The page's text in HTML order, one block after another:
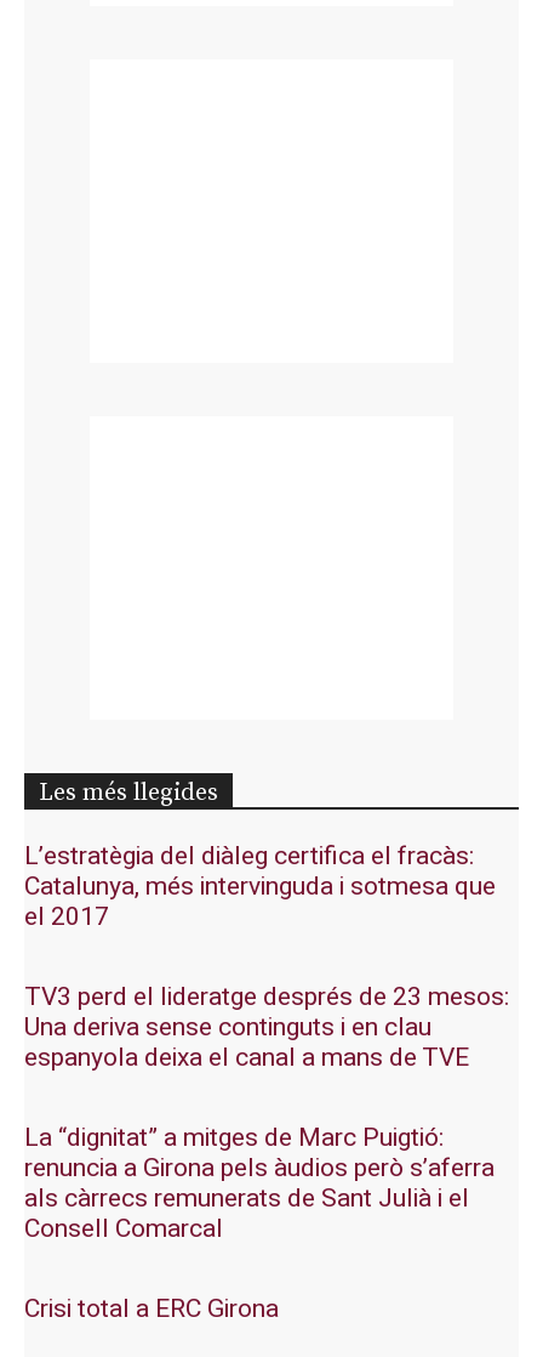
Les més llegides
L’estratègia del diàleg certifica el fracàs:
Catalunya, més intervinguda i sotmesa que
el 2017
TV3 perd el lideratge després de 23 mesos:
Una deriva sense continguts i en clau
espanyola deixa el canal a mans de TVE
La “dignitat” a mitges de Marc Puigtió:
renuncia a Girona pels àudios però s’aferra
als càrrecs remunerats de Sant Julià i el
Consell Comarcal
Crisi total a ERC Girona